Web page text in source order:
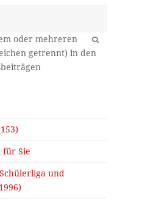
OK
für Sie
und